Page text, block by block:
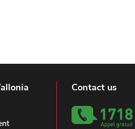
Contact us